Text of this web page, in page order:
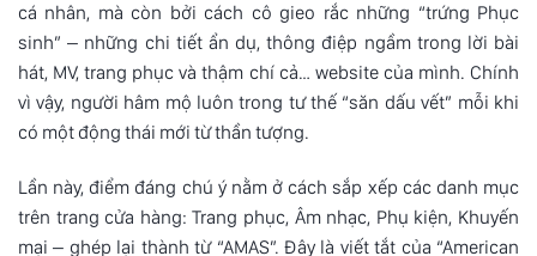
cá nhân, mà còn bởi cách cô gieo rắc những “trứng Phục
sinh” – những chi tiết ẩn dụ, thông điệp ngầm trong lời bài
hát, MV, trang phục và thậm chí cả… website của mình. Chính
vì vậy, người hâm mộ luôn trong tư thế “săn dấu vết” mỗi khi
có một động thái mới từ thần tượng.
Lần này, điểm đáng chú ý nằm ở cách sắp xếp các danh mục
trên trang cửa hàng: Trang phục, Âm nhạc, Phụ kiện, Khuyến
mại – ghép lại thành từ “AMAS”. Đây là viết tắt của “American